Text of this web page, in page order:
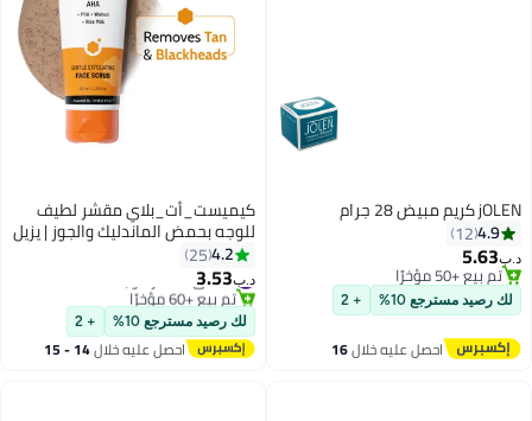
jOLEN كريم مبيض 28 جرام
4.9
12
د.ب‏5.63
تم بيع +50 مؤخرًا
تم بيع +50 مؤخرًا
لك رصيد مسترجع 10% + 2
احصل عليه خلال16
اغسطس
كيميست_أت_بلاي مقشر لطيف
للوجه بحمض الماندليك والجوز | يزيل
الجلد الميت والرؤوس السوداء | يزيل
السموم | يمنح إشراقة فورية |
مقشر للوجه للنساء والرجال | ١٠٠ مل
4.2
25
د.ب‏3.53
#4 في مقشر الوجه
تم بيع +60 مؤخرًا
#4 في مقشر الوجه
لك رصيد مسترجع 10% + 2
احصل عليه خلال 14 - 15
اغسطس